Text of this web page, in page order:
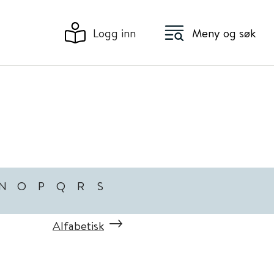
Logg inn Meny og søk
O P Q R S
Alfabetisk